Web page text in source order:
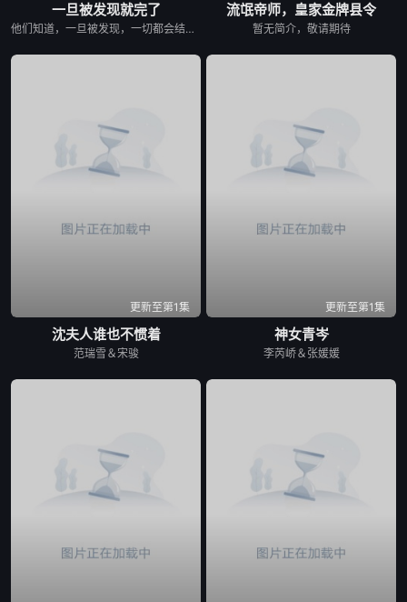
第34集 第35集 第36集
第42集
第46集 第48集
一旦被发现就完了
他们知道，一旦被发现，一切都会结束。 &nbsp; &nbsp; &nbsp; &nbsp; &nbsp; &nbsp; &nbsp; &nbsp; &nbsp; &nbsp; &nbsp; &nbsp; &nbsp; &nbsp; &nbsp; &nbsp; &nbsp; &nbsp; &nbsp; &nbsp; &nbsp; &nbsp; &nbsp; &nbsp; &nbsp; &nbsp; &nbsp; &nbsp; &nbsp; &nbsp; &nbsp; &nbsp; &nbsp; &nbsp; &nbsp; 一对高中情侣努力守护他们的秘密恋情， &nbsp; &nbsp; &nbsp; &nbsp; &nbsp; &nbsp; &nbsp; &nbsp; &nbsp; &nbsp; &nbsp; &nbsp; &nbsp; &nbsp; &nbsp; &nbsp; &nbsp; &nbsp; &nbsp; &nbsp; &nbsp; &nbsp; &nbsp; &nbsp; &nbsp; &nbsp; &nbsp; &nbsp; &nbsp; &nbsp; &nbsp; &nbsp; &nbsp; &nbsp; &nbsp; 在嫉妒、误解和被发现的恐惧中艰难前行。 &nbsp; &nbsp; &nbsp; &nbsp; &nbsp; &nbsp; &nbsp; &nbsp; &nbsp; &nbsp; &nbsp; &nbsp; &nbsp; &nbsp; &nbsp; &nbsp; &nbsp; &nbsp; &nbsp; &nbsp; &nbsp; &nbsp; &nbsp; &nbsp; &nbsp; &nbsp; &nbsp; &nbsp; &nbsp; &nbsp; &nbsp; &nbsp; &nbsp; &nbsp; &nbsp; 他们的爱情始于学校空无一人的体育器材室。 &nbsp; &nbsp; &nbsp; &nbsp; &nbsp; &nbsp; &nbsp; &nbsp; &nbsp; &nbsp; &nbsp; &nbsp; &nbsp; &nbsp; &nbsp; &nbsp; &nbsp; &nbsp; &nbsp; &nbsp; &nbsp; &nbsp; &nbsp; &nbsp; &nbsp; &nbsp; &nbsp; &nbsp; &nbsp; &nbsp; &nbsp; &nbsp; &nbsp; &nbsp; &nbsp; 他们立下一个约定： &nbsp; &nbsp; &nbsp; &nbsp; &nbsp; &nbsp; &nbsp; &nbsp; &nbsp; &nbsp; &nbsp; &nbsp; &nbsp; &nbsp; &nbsp; &nbsp; &nbsp; &nbsp; &nbsp; &nbsp; &nbsp; &nbsp; &nbsp; &nbsp; &nbsp; &nbsp; &nbsp; &nbsp; &nbsp; &nbsp; &nbsp; &nbsp; &nbsp; &nbsp; &nbsp; 「如果有人发现我们的关系，我们就分手。」 &nbsp; &nbsp; &nbsp; &nbsp; &nbsp; &nbsp; &nbsp; &nbsp; &nbsp; &nbsp; &nbsp; &nbsp; &nbsp; &nbsp; &nbsp; &nbsp; &nbsp; &nbsp; &nbsp; &nbsp; &nbsp; &nbsp; &nbsp; &nbsp; &nbsp; &nbsp; &nbsp; &nbsp; &nbsp; &nbsp; &nbsp; &nbsp; &nbsp; &nbsp; &nbsp; 他们相爱——却不得不隐藏。 &nbsp; &nbsp; &nbsp; &nbsp; &nbsp; &nbsp; &nbsp; &nbsp; &nbsp; &nbsp; &nbsp; &nbsp; &nbsp; &nbsp; &nbsp; &nbsp; &nbsp; &nbsp; &nbsp; &nbsp; &nbsp; &nbsp; &nbsp; &nbsp; &nbsp; &nbsp; &nbsp; &nbsp; &nbsp; &nbsp; &nbsp; &nbsp; &nbsp; &nbsp; &nbsp; 一个关于两个少年在冲突、距离与脆弱中学会爱的动人成长故事。
流氓帝师，皇家金牌县令
暂无简介，敬请期待
更新至第1集
沈夫人谁也不惯着
范瑞雪＆宋骏
更新至第1集
神女青岑
李芮峤＆张媛媛